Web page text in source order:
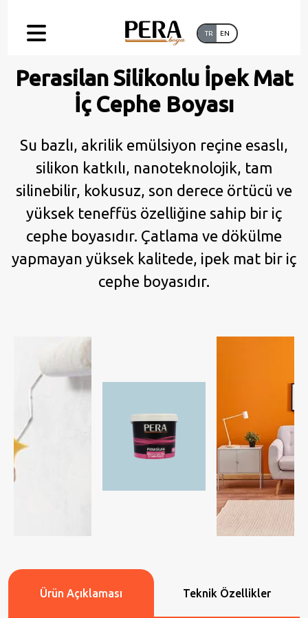
TR EN
Perasilan Silikonlu İpek Mat
İç Cephe Boyası
Su bazlı, akrilik emülsiyon reçine esaslı,
silikon katkılı, nanoteknolojik, tam
silinebilir, kokusuz, son derece örtücü ve
yüksek teneffüs özelliğine sahip bir iç
cephe boyasıdır. Çatlama ve dökülme
yapmayan yüksek kalitede, ipek mat bir iç
cephe boyasıdır.
Ürün Açıklaması Teknik Özellikler